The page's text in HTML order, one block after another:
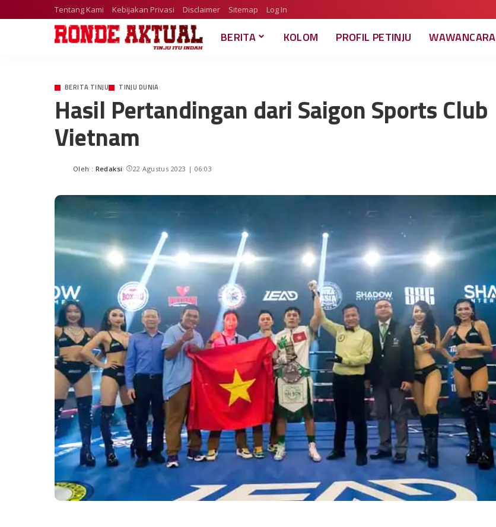
Tentang Kami Kebijakan Privasi Disclaimer Sitemap Log In
BERITA KOLOM PROFIL PETINJU WAWANCARA
BERITA TINJU TINJU DUNIA
Hasil Pertandingan dari Saigon Sports Club
Vietnam
Oleh : Redaksi 22 Agustus 2023 | 06:03